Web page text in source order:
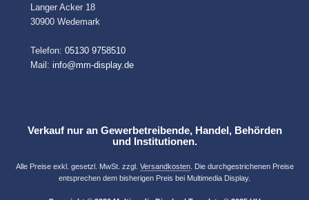
Langer Acker 18
30900 Wedemark
Telefon: 05130 9758510
Mail: info@mm-display.de
Verkauf nur an Gewerbetreibende, Handel, Behörden
und Institutionen.
Alle Preise exkl. gesetzl. MwSt. zzgl. Versandkosten. Die durchgestrichenen Preise
entsprechen dem bisherigen Preis bei Multimedia Display.